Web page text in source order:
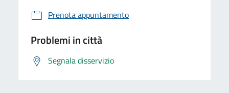
Prenota appuntamento
Problemi in città
Segnala disservizio